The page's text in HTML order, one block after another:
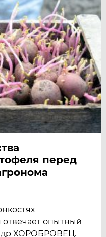
перед
опытный
ХОРОБРОВЕЦ.